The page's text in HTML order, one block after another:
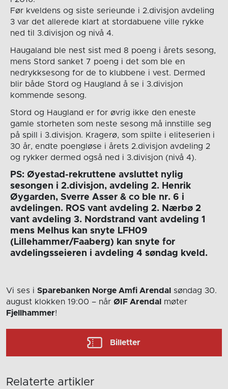
Før kveldens og siste serieunde i 2.divisjon avdeling
3 var det allerede klart at stordabuene ville rykke
ned til 3.divisjon og nivå 4.
Haugaland ble nest sist med 8 poeng i årets sesong,
mens Stord sanket 7 poeng i det som ble en
nedrykksesong for de to klubbene i vest. Dermed
blir både Stord og Haugland å se i 3.divisjon
kommende sesong.
Stord og Haugland er for øvrig ikke den eneste
gamle storheten som neste sesong må innstille seg
på spill i 3.divisjon. Kragerø, som spilte i eliteserien i
30 år, endte poengløse i årets 2.divisjon avdeling 2
og rykker dermed også ned i 3.divisjon (nivå 4).
PS: Øyestad-rekruttene avsluttet nylig
sesongen i 2.divisjon, avdeling 2. Henrik
Øygarden, Sverre Asser & co ble nr. 6 i
avdelingen. ROS vant avdeling 2. Nærbø 2
vant avdeling 3. Nordstrand vant avdeling 1
mens Melhus kan snyte LFH09
(Lillehammer/Faaberg) kan snyte for
avdelingsseieren i avdeling 4 søndag kveld.
Vi ses i Sparebanken Norge Amfi Arendal
søndag 30.
august klokken 19:00 – når ØIF Arendal
møter
Fjellhammer!
Billetter
Relaterte artikler